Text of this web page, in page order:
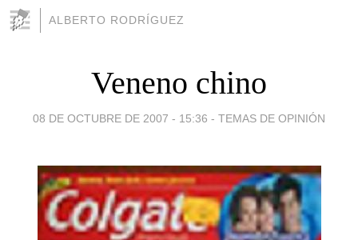
ALBERTO RODRÍGUEZ
Veneno chino
08 DE OCTUBRE DE 2007 - 15:36 - TEMAS DE OPINIÓN